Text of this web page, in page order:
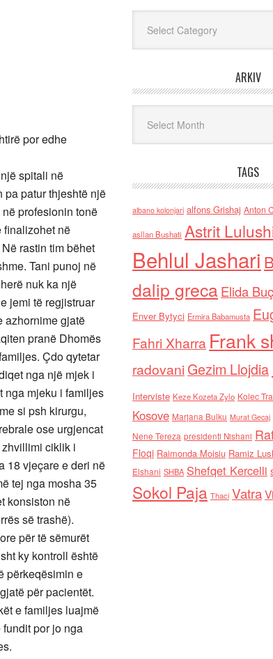
por edhe
spitali në
patur thjeshtë një
profesionin tonë
finalizohet në
rastin tim bëhet
Tani punoj në
nuk ka një
jemi të regjistruar
azhornime gjatë
pranë Dhomës
Çdo qytetar
nga një mjek i
nga mjeku i familjes
si psh kirurgu,
ose urgjencat
ciklik i
18 vjeçare e deri në
tej nga mosha 35
konsiston në
së trashë).
për të sëmurët
ky kontroll është
përkeqësimin e
për pacientët.
e familjes luajmë
por jo nga
ARKIV
TAGS
albano kolonjari alfons Grishaj Anton
asllan Bushati Astrit
Behlul Jashari
dalip grecaElida
Enver Bytyci Ermira Babamusta
Fahri Xharra Frank
radovaniGezim Llojdia
Interviste Keze Kozeta Zylo Kolec
Kosove Marjana Bulku Murat Gecaj
Nene Tereza presidenti Nishani
Floqi Raimonda Moisiu Ramiz
Elshani SHBA Shefqet Kercelli
Sokol Paja Thaci Vatra